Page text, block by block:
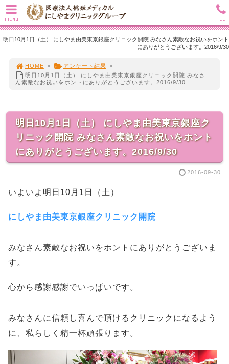
明日10月1日（土） にしやま由美東京銀座クリニック開院 みなさん素敵なお祝いをホント
にありがとうございます。2016/9/30
HOME > アンケート結果 >
明日10月1日（土） にしやま由美東京銀座クリニック開院 みなさ
ん素敵なお祝いをホントにありがとうございます。2016/9/30
明日10月1日（土） にしやま由美東京銀座ク
リニック開院 みなさん素敵なお祝いをホント
にありがとうございます。2016/9/30
2016-09-30
いよいよ明日10月1日（土）
にしやま由美東京銀座クリニック開院
みなさん素敵なお祝いをホントにありがとうございま
す。
心から感謝感謝でいっぱいです。
みなさんに信頼し喜んで頂けるクリニックになるよう
に、私らしく精一杯頑張ります。
MENU TEL